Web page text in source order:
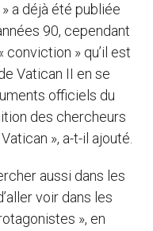
a déjà été publiée
90, cependant
» qu’il est
Vatican II en se
officiels du
des chercheurs
», a-t-il ajouté.
aussi dans les
voir dans les
», en